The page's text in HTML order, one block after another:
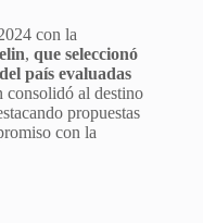
con la
, que seleccionó
país evaluadas
consolidó al destino
propuestas
con la